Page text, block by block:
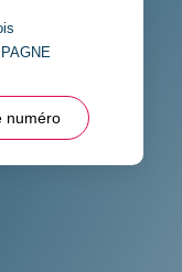
numéro